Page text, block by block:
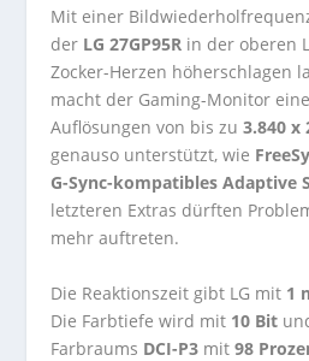
Mit einer
der LG 27GP95R in der oberen
Zocker-Herzen höherschlagen
macht der Gaming-Monitor
Auflösungen von bis zu3.840 x
genauso unterstützt, wie
G-Sync-kompatibles Adaptive
letzteren Extras dürften
mehr auftreten.
Die Reaktionszeit gibt LG mit 1
Die Farbtiefe wird mit 10 Bit
Farbraums DCI-P3 mit98